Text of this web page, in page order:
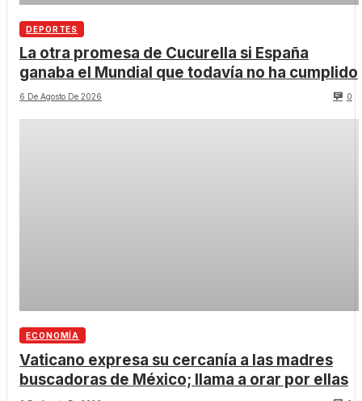
DEPORTES
La otra promesa de Cucurella si España
ganaba el Mundial que todavía no ha cumplido
6 De Agosto De 2026 0
ECONOMÍA
Vaticano expresa su cercanía a las madres
buscadoras de México; llama a orar por ellas